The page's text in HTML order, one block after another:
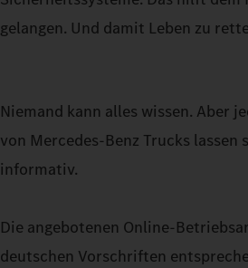
gelangen. Und damit Leben zu
Niemand kann alles wissen. Aber
von Mercedes‑Benz Trucks
informativ.
Die angebotenen Online-
deutschen Vorschriften